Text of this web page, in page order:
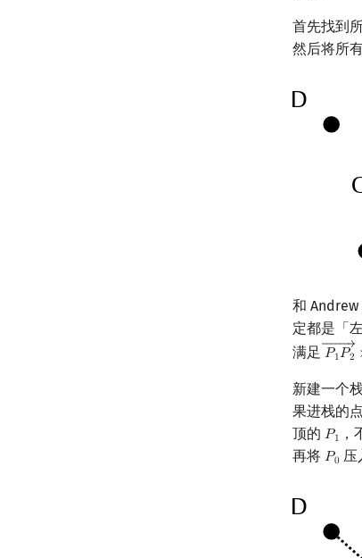
首先找到
然后将所
和
定都是「
满足←←←←←←→
𝑃1𝑃2
P1P2
新建一个
果进栈的点
顶的 𝑃1
P1
再将 𝑃0
P0 压